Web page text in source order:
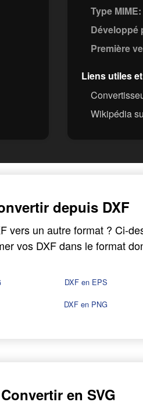
Type MIME:
Développé
Première
Liens utiles
Wikipédia
depuis DXF
vers un autre format ? Ci-
vos DXF dans le format
DXF en EPS
DXF en PNG
Convertir en SVG